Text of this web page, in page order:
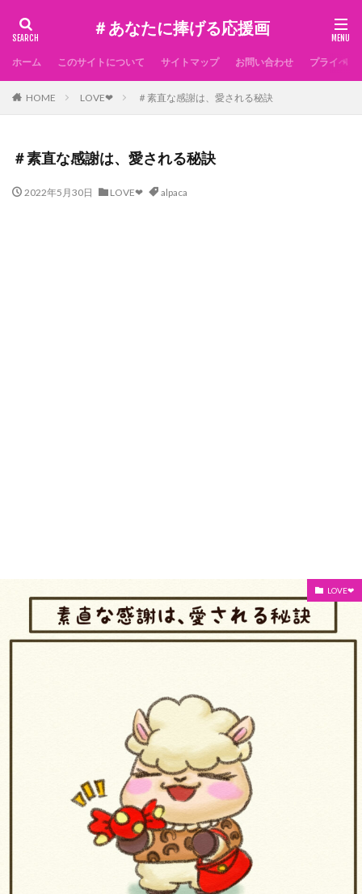
＃あなたに捧げる応援画
ホーム このサイトについて サイトマップ お問い合わせ プライベー
HOME LOVE❤ ＃素直な感謝は、愛される秘訣
＃素直な感謝は、愛される秘訣
2022年5月30日 LOVE❤ alpaca
LOVE❤